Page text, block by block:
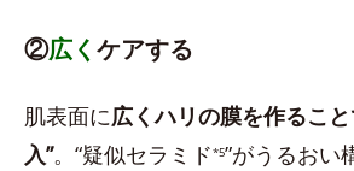
②広く ケアする
肌表面に広くハリの膜を作るこ
入”。“疑似セラミド*5”がうるおい